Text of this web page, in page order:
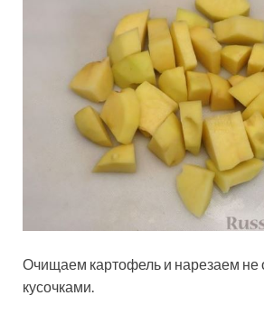
Очищаем картофель и нарезаем не
кусочками.